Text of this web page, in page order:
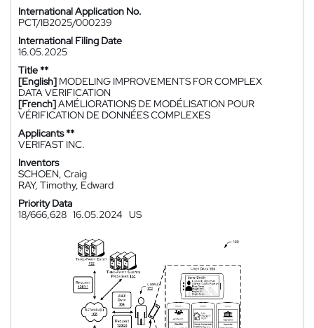
International Application No.
PCT/IB2025/000239
International Filing Date
16.05.2025
Title **
[English] MODELING IMPROVEMENTS FOR COMPLEX
DATA VERIFICATION
[French]AMÉLIORATIONS DE MODÉLISATION POUR
VÉRIFICATION DE DONNÉES COMPLEXES
Applicants **
VERIFAST INC.
Inventors
SCHOEN, Craig
RAY, Timothy, Edward
Priority Data
18/666,628 16.05.2024 US